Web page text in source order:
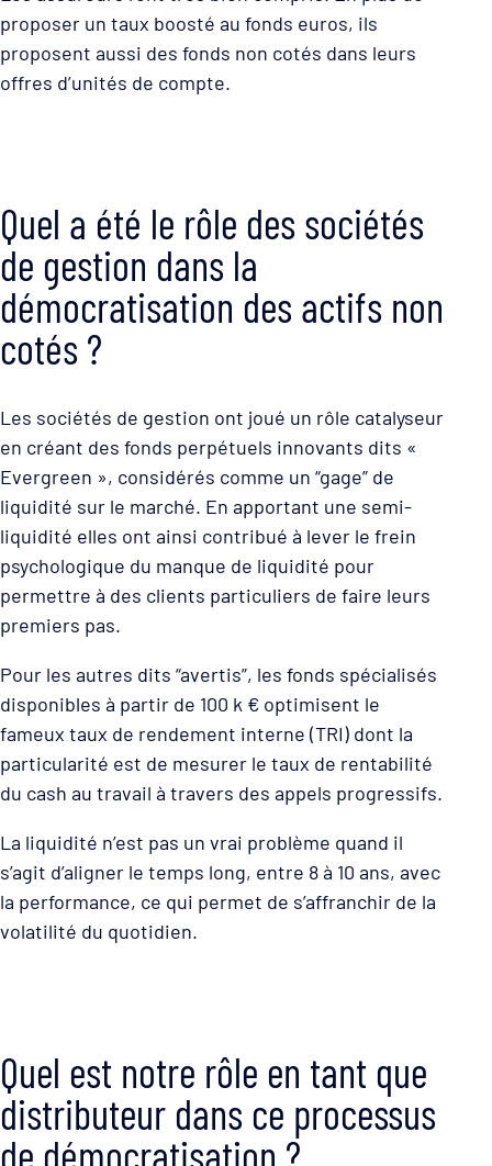
proposer un taux boosté au fonds euros, ils
proposent aussi des fonds non cotés dans leurs
offres d’unités de compte.
Quel a été le rôle des sociétés
de gestion dans la
démocratisation des actifs non
cotés ?
Les sociétés de gestion ont joué un rôle catalyseur
en créant des fonds perpétuels innovants dits «
Evergreen », considérés comme un “gage” de
liquidité sur le marché. En apportant une semi-
liquidité elles ont ainsi contribué à lever le frein
psychologique du manque de liquidité pour
permettre à des clients particuliers de faire leurs
premiers pas.
Pour les autres dits “avertis”, les fonds spécialisés
disponibles à partir de 100 k € optimisent le
fameux taux de rendement interne (TRI) dont la
particularité est de mesurer le taux de rentabilité
du cash au travail à travers des appels progressifs.
La liquidité n’est pas un vrai problème quand il
s’agit d’aligner le temps long, entre 8 à 10 ans, avec
la performance, ce qui permet de s’affranchir de la
volatilité du quotidien.
Quel est notre rôle en tant que
distributeur dans ce processus
de démocratisation ?